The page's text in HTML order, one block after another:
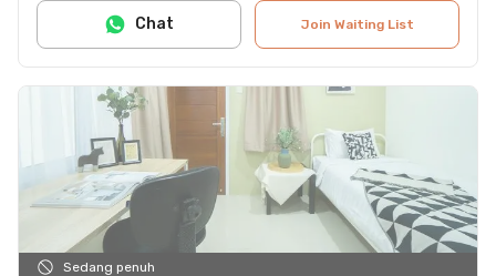
Join Waiting List
Chat
Sedang penuh